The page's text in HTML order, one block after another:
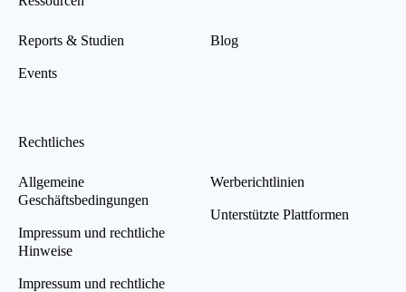
Reports & Studien
Events
Blog
Rechtliches
Allgemeine
Geschäftsbedingungen
Impressum und rechtliche
Hinweise
Impressum und rechtliche
Werberichtlinien
Unterstützte Plattformen